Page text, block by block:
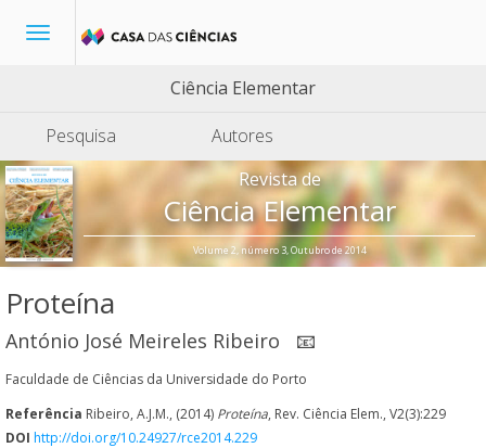
Toggle
Ciência Elementar
Pesquisa
Autores
Revista de
Ciência Elementar
Volume 2, número 3, Outubro de 2014
Proteína
António José Meireles Ribeiro 📧
Faculdade de Ciências da Universidade do Porto
Referência Ribeiro, A.J.M., (2014) Proteína, Rev. Ciência Elem., V2(3):229
DOI http://doi.org/10.24927/rce2014.229